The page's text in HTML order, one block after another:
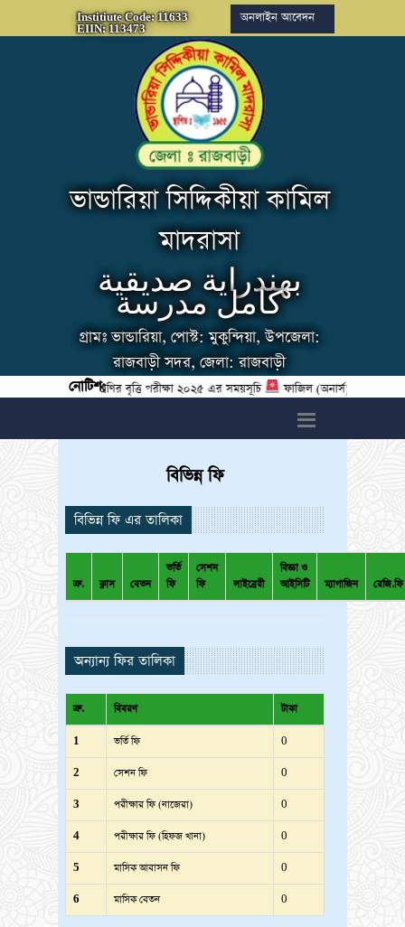
Institiute Code: 11633
EIIN: 113473
অনলাইন আবেদন
ভান্ডারিয়া সিদ্দিকীয়া কামিল
মাদরাসা
بهندراية صديقية
كامل مدرسة
গ্রামঃ ভান্ডারিয়া, পোস্ট: মুকুন্দিয়া, উপজেলা:
রাজবাড়ী সদর, জেলা: রাজবাড়ী
নোটিশ:
পঞ্চম শ্রেণির বৃত্তি পরীক্ষা ২০২৫ এর সময়সূচি
ফাজিল (অনার্স) পরীক্ষা ২০২৪
বিভিন্ন ফি
বিভিন্ন ফি এর তালিকা
ক্র. ক্লাস বেতন
ভর্তি
ফি
সেশন
ফি
লাইব্রেরী
বিজ্ঞা ও
আইসিটি
ম্যাগাজিন রেজি.ফি
অন্যান্য ফির তালিকা
ক্র. বিবরণ টাকা
1 ভর্তি ফি 0
2 সেশন ফি 0
3 পরীক্ষার ফি (নাজেরা) 0
4 পরীক্ষার ফি (হিফজ খানা) 0
5 মাসিক আবাসন ফি 0
6 মাসিক বেতন 0